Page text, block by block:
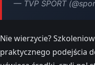
— TVP SPORT
Nie wierzycie?
praktycznego podejścia